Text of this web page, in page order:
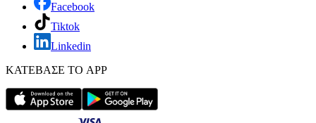
Facebook
Tiktok
Linkedin
ΚΑΤΕΒΑΣΕ ΤΟ APP